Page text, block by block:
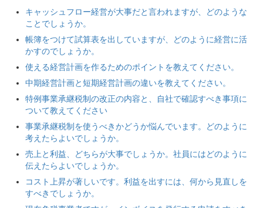
キャッシュフロー経営が大事だと言われますが、どのような
ことでしょうか。
帳簿をつけて試算表を出していますが、どのように経営に活
かすのでしょうか。
使える経営計画を作るためのポイントを教えてください。
中期経営計画と短期経営計画の違いを教えてください。
特例事業承継税制の改正の内容と、自社で確認すべき事項に
ついて教えてください
事業承継税制を使うべきかどうか悩んでいます。どのように
考えたらよいでしょうか。
売上と利益、どちらが大事でしょうか。社員にはどのように
伝えたらよいでしょうか。
コスト上昇が著しいです。利益を出すには、何から見直しを
すべきでしょうか。